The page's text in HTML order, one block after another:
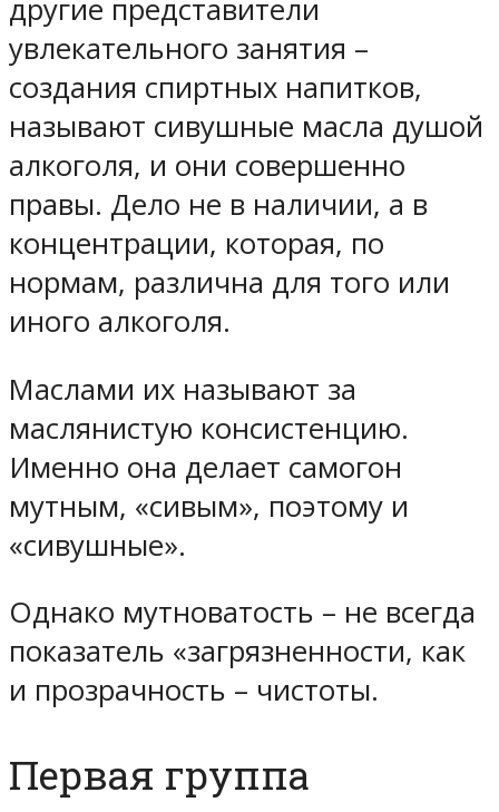
другие представители
увлекательного занятия –
создания спиртных напитков,
называют сивушные масла душой
алкоголя, и они совершенно
правы. Дело не в наличии, а в
концентрации, которая, по
нормам, различна для того или
иного алкоголя.
Маслами их называют за
маслянистую консистенцию.
Именно она делает самогон
мутным, «сивым», поэтому и
«сивушные».
Однако мутноватость – не всегда
показатель «загрязненности, как
и прозрачность – чистоты.
Первая группа